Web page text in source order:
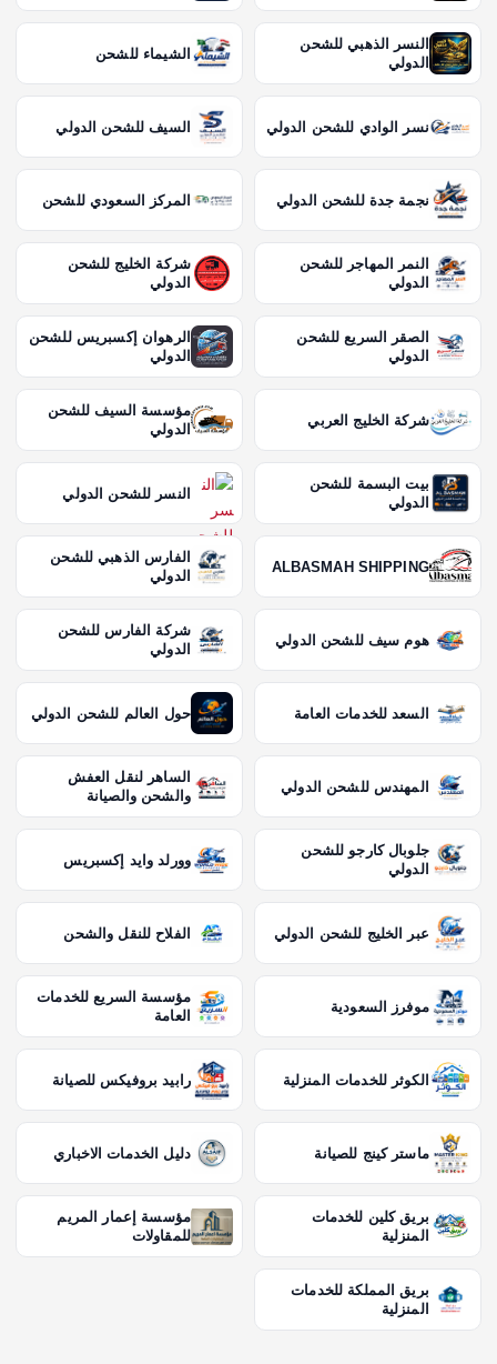
النسر الذهبي للشحن
الدولي
الشيماء للشحن
نسر الوادي للشحن الدولي السيف للشحن الدولي
نجمة جدة للشحن الدولي المركز السعودي للشحن
النمر المهاجر للشحن
الدولي
شركة الخليج للشحن
الدولي
الصقر السريع للشحن
الدولي
الرهوان إكسبريس للشحن
الدولي
شركة الخليج العربي
مؤسسة السيف للشحن
الدولي
بيت البسمة للشحن
الدولي
النسر للشحن الدولي
ALBASMAH SHIPPING
الفارس الذهبي للشحن
الدولي
هوم سيف للشحن الدولي
شركة الفارس للشحن
الدولي
السعد للخدمات العامة حول العالم للشحن الدولي
المهندس للشحن الدولي
الساهر لنقل العفش
والشحن والصيانة
جلوبال كارجو للشحن
الدولي
وورلد وايد إكسبريس
عبر الخليج للشحن الدولي الفلاح للنقل والشحن
موفرز السعودية
مؤسسة السريع للخدمات
العامة
الكوثر للخدمات المنزلية رابيد بروفيكس للصيانة
ماستر كينج للصيانة دليل الخدمات الاخباري
بريق كلين للخدمات
المنزلية
مؤسسة إعمار المريم
للمقاولات
بريق المملكة للخدمات
المنزلية